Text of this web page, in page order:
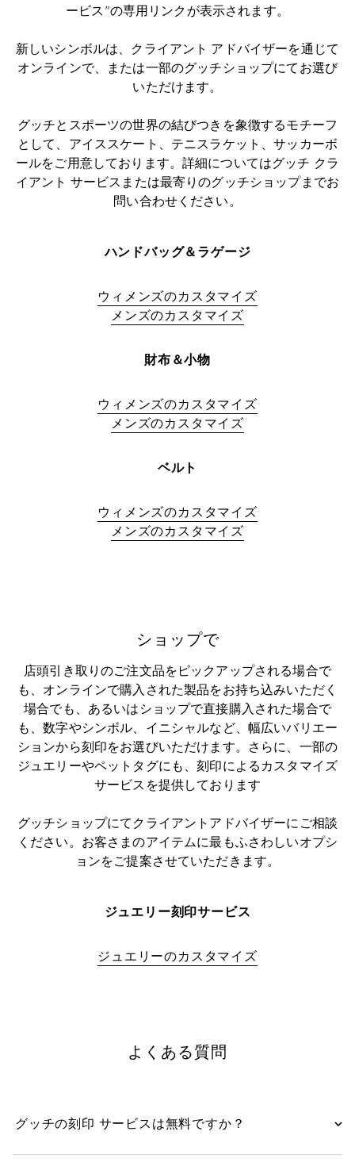
ービス”の専用リンクが表示されます。
新しいシンボルは、クライアント アドバイザーを通じて
オンラインで、または一部のグッチショップにてお選び
いただけます。
グッチとスポーツの世界の結びつきを象徴するモチーフ
として、アイススケート、テニスラケット、サッカーボ
ールをご用意しております。詳細についてはグッチ クラ
イアント サービスまたは最寄りのグッチショップまでお
問い合わせください。
ハンドバッグ＆ラゲージ
ウィメンズのカスタマイズ
メンズのカスタマイズ
財布＆小物
ウィメンズのカスタマイズ
メンズのカスタマイズ
ベルト
ウィメンズのカスタマイズ
メンズのカスタマイズ
ショップで
店頭引き取りのご注文品をピックアップされる場合で
も、オンラインで購入された製品をお持ち込みいただく
場合でも、あるいはショップで直接購入された場合で
も、数字やシンボル、イニシャルなど、幅広いバリエー
ションから刻印をお選びいただけます。さらに、一部の
ジュエリーやペットタグにも、刻印によるカスタマイズ
サービスを提供しております
グッチショップにてクライアントアドバイザーにご相談
ください。お客さまのアイテムに最もふさわしいオプシ
ョンをご提案させていただきます。
ジュエリー刻印サービス
ジュエリーのカスタマイズ
よくある質問
グッチの刻印 サービスは無料ですか？